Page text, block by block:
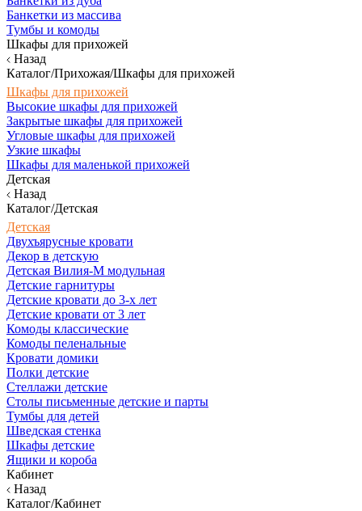
Банкетки из массива
Тумбы и комоды
Шкафы для прихожей
Назад
Каталог/Прихожая/Шкафы для прихожей
Шкафы для прихожей
Высокие шкафы для прихожей
Закрытые шкафы для прихожей
Угловые шкафы для прихожей
Узкие шкафы
Шкафы для маленькой прихожей
Детская
Назад
Каталог/Детская
Детская
Двухъярусные кровати
Декор в детскую
Детская Вилия-М модульная
Детские гарнитуры
Детские кровати до 3-х лет
Детские кровати от 3 лет
Комоды классические
Комоды пеленальные
Кровати домики
Полки детские
Стеллажи детские
Столы письменные детские и парты
Тумбы для детей
Шведская стенка
Шкафы детские
Ящики и короба
Кабинет
Назад
Каталог/Кабинет